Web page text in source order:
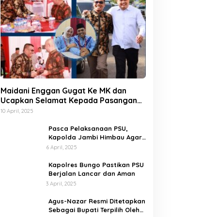
Maidani Enggan Gugat Ke MK dan
Ucapkan Selamat Kepada Pasangan
Dedy-Dayat
10 April, 2025
Pasca Pelaksanaan PSU,
Kapolda Jambi Himbau Agar
Semua Pihak Jaga Situasi
6 April, 2025
Kapolres Bungo Pastikan PSU
Berjalan Lancar dan Aman
3 April, 2025
Agus-Nazar Resmi Ditetapkan
Sebagai Bupati Terpilih Oleh